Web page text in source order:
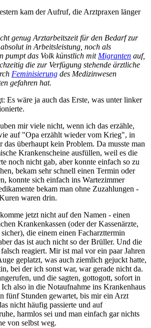
kam der Aufruf, die Arztpraxen länger
genug Arztarbeitszeit für den Bedarf zur
in Arbeits­leistung, noch als
pumpt das Volk künstlich mitMigranten auf,
die zur Verfügung stehende ärztliche
Feminisierung des Medizinwesen
gefahren hat.
Es wäre ja auch das Erste, was unter linker
mir viele nicht, wenn ich das erzähle,
auf "Opa erzählt wieder vom Krieg", in
das überhaupt kein Problem. Da musste man
Krankenscheine ausfüllen, weil es die
noch nicht gab, aber konnte einfach so zu
bekam sehr schnell einen Termin oder
konnte sich einfach ins Wartezimmer
bekam man ohne Zuzahlungen -
waren drin.
jetzt nicht auf den Namen - einen
Krankenkassen (oder der Kassenärzte,
die einem einen Facharzt­termin
das ist auch nicht so der Brüller. Und die
reagiert. Mir ist mal vor ein paar Jahren
geplatzt, was auch ziemlich gejuckt hatte,
bei der ich sonst war, war gerade nicht da.
und die sagten, gottogott, sofort in
also in die Notaufnahme ins Krankenhaus
fünf Stunden gewartet, bis mir ein Arzt
nicht häufig passierte und auf
harmlos sei und man einfach gar nichts
von selbst weg.